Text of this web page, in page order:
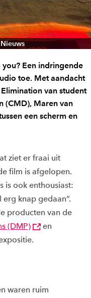
Een indringende
toe. Met aandacht
van student
(CMD), Maren van
een scherm en
ziet er fraai uit
film is afgelopen.
is ook enthousiast:
knap gedaan”.
producten van de
(DMP)
en
waren ruim